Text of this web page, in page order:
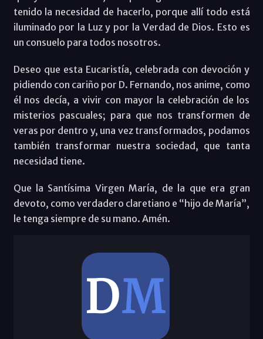
tenido la necesidad de hacerlo, porque allí todo está
iluminado por la Luz y por la Verdad de Dios. Esto es
un consuelo para todos nosotros.
Deseo que esta Eucaristía, celebrada con devoción y
pidiendo con cariño por D. Fernando, nos anime, como
él nos decía, a vivir con mayor la celebración de los
misterios pascuales; para que nos transformen de
veras por dentro y, una vez transformados, podamos
también transformar nuestra sociedad, que tanta
necesidad tiene.
Que la Santísima Virgen María, de la que era gran
devoto, como verdadero claretiano e “hijo de María”,
le tenga siempre de su mano. Amén.